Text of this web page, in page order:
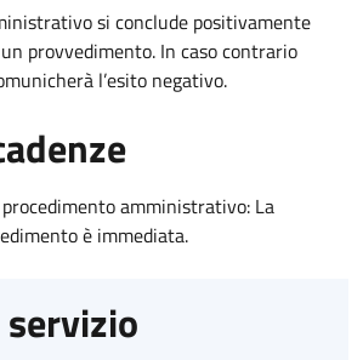
si conclude positivamente
provvedimento. In caso contrario
l’esito negativo.
amministrativo: La
è immediata.